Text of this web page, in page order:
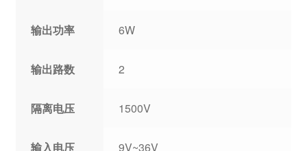
输出功率 6W
输出路数 2
隔离电压 1500V
输入电压 9V~36V